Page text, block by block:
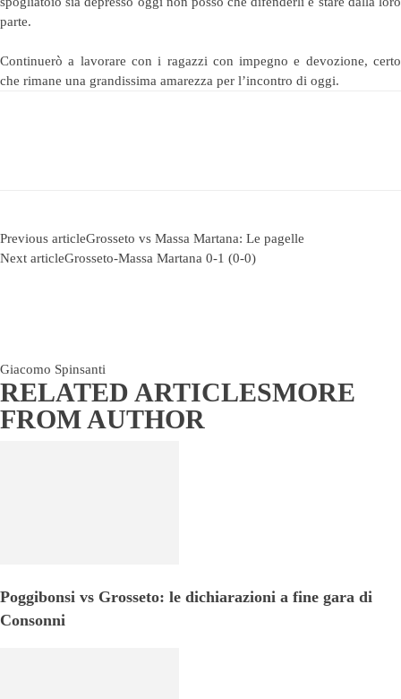
parte.
Continuerò a lavorare con i ragazzi con impegno e devozione, certo
che rimane una grandissima amarezza per l’incontro di oggi.
Previous articleGrosseto vs Massa Martana: Le pagelle
Next articleGrosseto-Massa Martana 0-1 (0-0)
Giacomo Spinsanti
RELATED ARTICLESMORE
FROM AUTHOR
Poggibonsi vs Grosseto: le dichiarazioni a fine gara di
Consonni